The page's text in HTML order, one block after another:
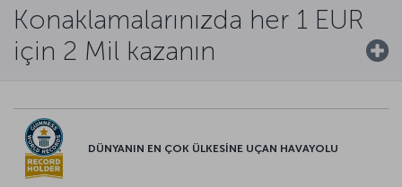
Konaklamalarınızda her 1 EUR
için 2 Mil kazanın
DÜNYANIN EN ÇOK ÜLKESİNE UÇAN HAVAYOLU